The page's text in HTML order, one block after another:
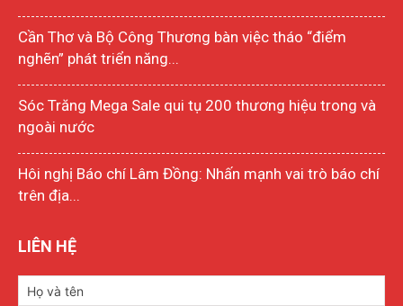
Cần Thơ và Bộ Công Thương bàn việc tháo “điểm
nghẽn” phát triển năng...
Sóc Trăng Mega Sale qui tụ 200 thương hiệu trong và
ngoài nước
Hôi nghị Báo chí Lâm Đồng: Nhấn mạnh vai trò báo chí
trên địa...
LIÊN HỆ